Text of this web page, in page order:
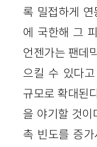
록 밀접하게 연
에 국한해 그
언젠가는 팬데
으킬 수 있다
규모로 확대된
을 야기할 것이
촉 빈도를 증